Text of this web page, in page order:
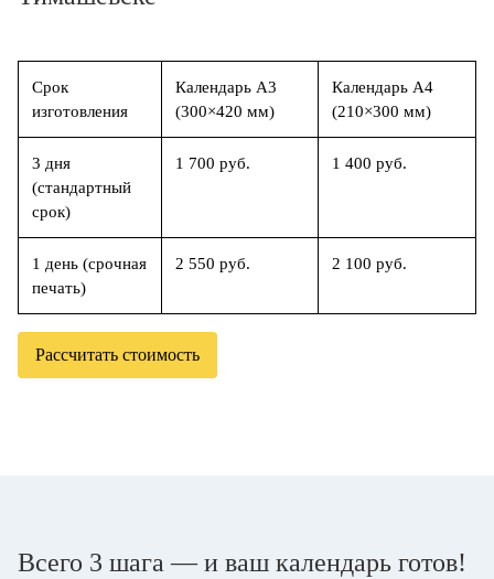
Срок
изготовления
Календарь А3
(300×420 мм)
Календарь А4
(210×300 мм)
3 дня
(стандартный
срок)
1 700 руб. 1 400 руб.
1 день (срочная
печать)
2 550 руб. 2 100 руб.
Рассчитать стоимость
Всего 3 шага — и ваш календарь готов!